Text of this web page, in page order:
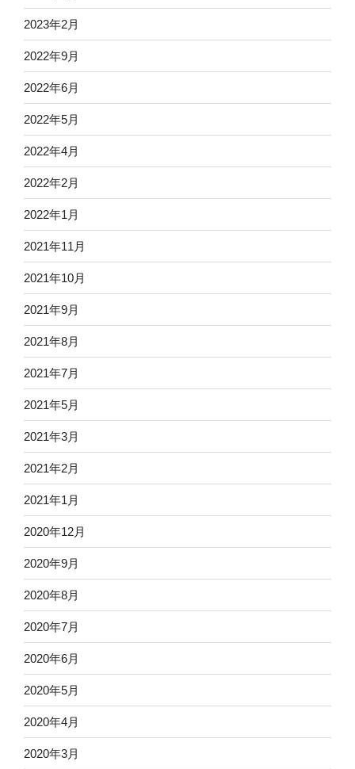
2023年2月
2022年9月
2022年6月
2022年5月
2022年4月
2022年2月
2022年1月
2021年11月
2021年10月
2021年9月
2021年8月
2021年7月
2021年5月
2021年3月
2021年2月
2021年1月
2020年12月
2020年9月
2020年8月
2020年7月
2020年6月
2020年5月
2020年4月
2020年3月